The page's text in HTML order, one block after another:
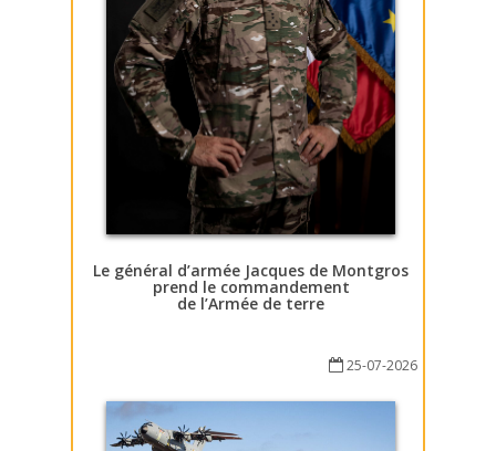
Le général d’armée Jacques de Montgros
prend le commandement
de l’Armée de terre
25-07-2026